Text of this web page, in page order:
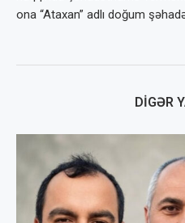
ona “Ataxan” adlı doğum
DIGƏR